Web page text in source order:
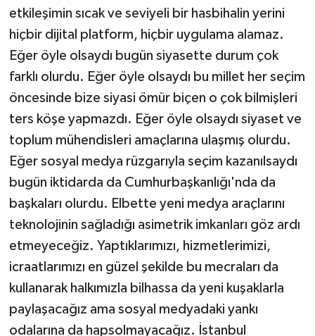
etkileşimin sıcak ve seviyeli bir hasbihalin yerini
hiçbir dijital platform, hiçbir uygulama alamaz.
Eğer öyle olsaydı bugün siyasette durum çok
farklı olurdu. Eğer öyle olsaydı bu millet her seçim
öncesinde bize siyasi ömür biçen o çok bilmişleri
ters köşe yapmazdı. Eğer öyle olsaydı siyaset ve
toplum mühendisleri amaçlarına ulaşmış olurdu.
Eğer sosyal medya rüzgarıyla seçim kazanılsaydı
bugün iktidarda da Cumhurbaşkanlığı'nda da
başkaları olurdu. Elbette yeni medya araçlarını
teknolojinin sağladığı asimetrik imkanları göz ardı
etmeyeceğiz. Yaptıklarımızı, hizmetlerimizi,
icraatlarımızı en güzel şekilde bu mecraları da
kullanarak halkımızla bilhassa da yeni kuşaklarla
paylaşacağız ama sosyal medyadaki yankı
odalarına da hapsolmayacağız. İstanbul